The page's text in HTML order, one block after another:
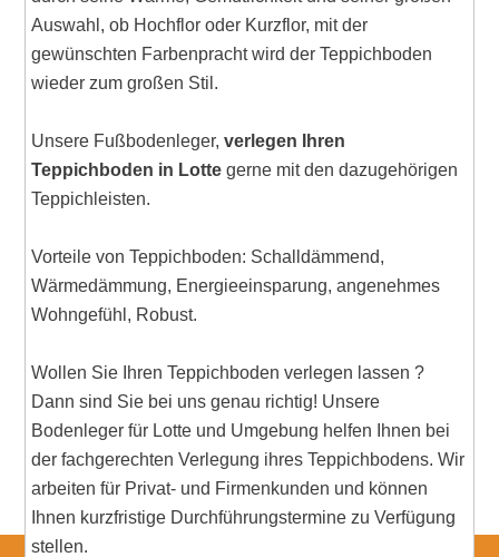
Auswahl, ob Hochflor oder Kurzflor, mit der
gewünschten Farbenpracht wird der Teppichboden
wieder zum großen Stil.
Unsere Fußbodenleger,verlegen Ihren
Teppichboden in Lotte gerne mit den dazugehörigen
Teppichleisten.
Vorteile von Teppichboden: Schalldämmend,
Wärmedämmung, Energieeinsparung, angenehmes
Wohngefühl, Robust.
Wollen Sie Ihren Teppichboden verlegen lassen ?
Dann sind Sie bei uns genau richtig! Unsere
Bodenleger für Lotte und Umgebung helfen Ihnen bei
der fachgerechten Verlegung ihres Teppichbodens. Wir
arbeiten für Privat- und Firmenkunden und können
Ihnen kurzfristige Durchführungstermine zu Verfügung
stellen.